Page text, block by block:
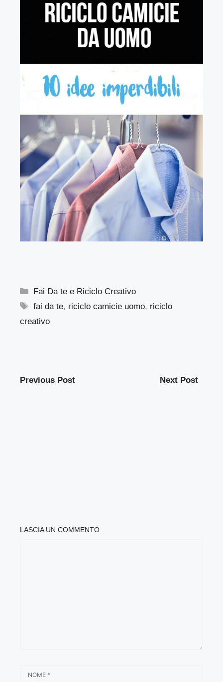
Categorie
Fai Da te e Riciclo Creativo
Tag
fai da te, riciclo camicie uomo, riciclo
creativo
Previous Post Next Post
LASCIA UN COMMENTO